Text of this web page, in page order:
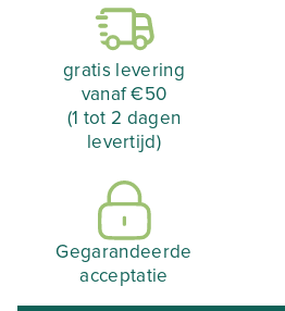
gratis levering
vanaf €50
(1 tot 2 dagen
levertijd)
Gegarandeerde
acceptatie